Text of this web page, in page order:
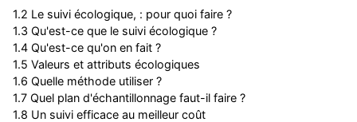
1.2 Le suivi écologique, : pour quoi faire ?
1.3 Qu'est-ce que le suivi écologique ?
1.4 Qu'est-ce qu'on en fait ?
1.5 Valeurs et attributs écologiques
1.6 Quelle méthode utiliser ?
1.7 Quel plan d'échantillonnage faut-il faire ?
1.8 Un suivi efficace au meilleur coût